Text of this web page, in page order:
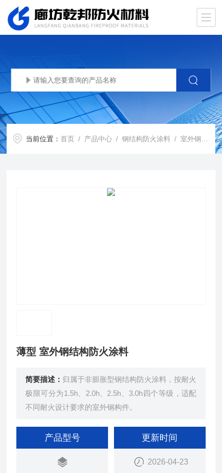
当前位置：首页 / 产品中心 /钢结构防火涂料 /室外钢结构防火涂料
薄型 室外钢结构防火涂料
简要描述： 归属于非膨胀型钢结构防火涂料，按耐火
极限可分为1.5h、2.0h、2.5h、3.0h四个等级，适配
不同耐火设计要求的室外钢构件。
产品型号 更新时间
2026-04-23